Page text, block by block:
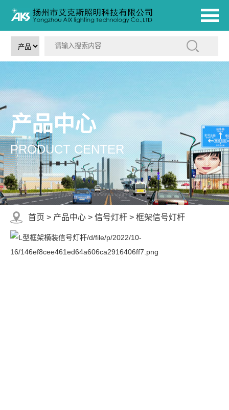
产品中心
PRODUCT CENTER
首页 > 产品中心 > 信号灯杆 > 框架信号灯杆